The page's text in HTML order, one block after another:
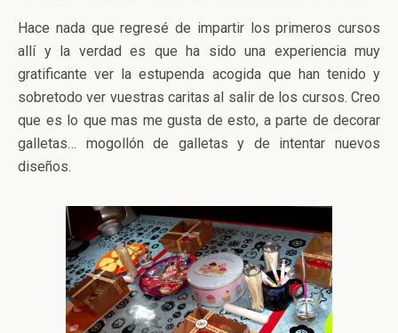
Hace nada que regresé de impartir los primeros cursos
allí y la verdad es que ha sido una experiencia muy
gratificante ver la estupenda acogida que han tenido y
sobretodo ver vuestras caritas al salir de los cursos. Creo
que es lo que mas me gusta de esto, a parte de decorar
galletas… mogollón de galletas y de intentar nuevos
diseños.